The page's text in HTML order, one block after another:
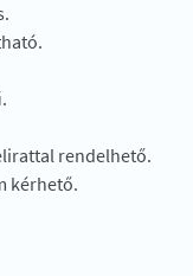
rendelhető.
kérhető.